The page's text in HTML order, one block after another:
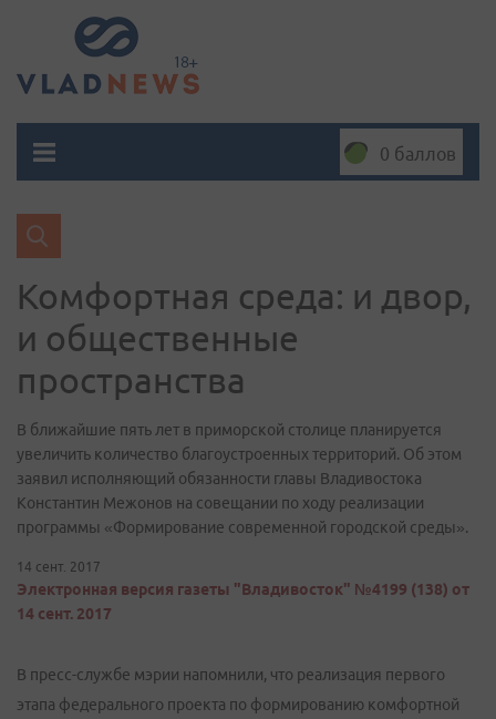
0 баллов
Комфортная среда: и двор,
и общественные
пространства
В ближайшие пять лет в приморской столице планируется
увеличить количество благоустроенных территорий. Об этом
заявил исполняющий обязанности главы Владивостока
Константин Межонов на совещании по ходу реализации
программы «Формирование современной городской среды».
14 сент. 2017
Электронная версия газеты "Владивосток" №4199 (138) от
14 сент. 2017
В пресс-службе мэрии напомнили, что реализация первого
этапа федерального проекта по формированию комфортной